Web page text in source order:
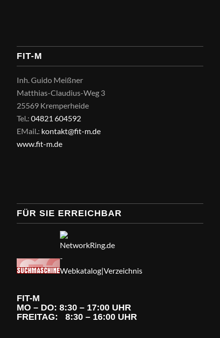
FIT-M
Inh. Guido Meißner
Matthias-Claudius-Weg 3
25569 Kremperheide
Tel : 04821 604592
EMail : kontakt@fit-m.de
www.fit-m.de
FÜR SIE ERREICHBAR
FIT-M
MO – DO: 8:30 – 17:00 UHR
FREITAG: 8:30 – 16:00 UHR